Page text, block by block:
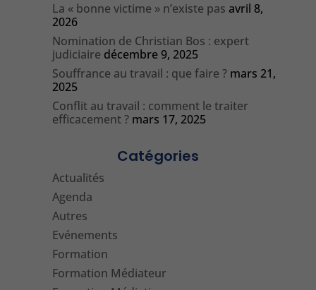
La « bonne victime » n’existe pas avril 8,
2026
Nomination de Christian Bos : expert
judiciaire décembre 9, 2025
Souffrance au travail : que faire ? mars 21,
2025
Conflit au travail : comment le traiter
efficacement ? mars 17, 2025
Catégories
Actualités
Agenda
Autres
Evénements
Formation
Formation Médiateur